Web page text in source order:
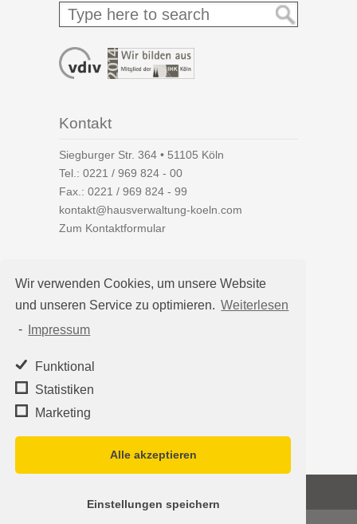
Wir verwenden Cookies, um unsere Website
und unseren Service zu optimieren. Weiterlesen
-
Impressum
Funktional
Statistiken
Marketing
Alle akzeptieren
Einstellungen speichern
Kontakt
Siegburger Str. 364 • 51105 Köln
Tel.: 0221 / 969 824 - 00
Fax.: 0221 / 969 824 - 99
kontakt@hausverwaltung-koeln.com
Zum Kontaktformular
Auf einen Blick
Hausverwaltung Köln
Immobilienverwaltung Köln
WEG-Verwaltung
Mietverwaltung
Team
Immobilien Treuhand Verwaltungs-OHG